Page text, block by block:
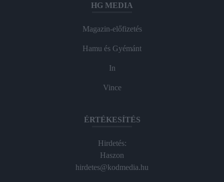
HG MEDIA
Magazin-előfizetés
Hamu és Gyémánt
In
Vince
ÉRTÉKESÍTÉS
Hirdetés:
Haszon
hirdetes@kodmedia.hu